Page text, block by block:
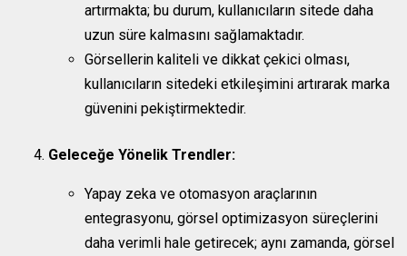
artırmakta; bu durum, kullanıcıların sitede daha
uzun süre kalmasını sağlamaktadır.
Görsellerin kaliteli ve dikkat çekici olması,
kullanıcıların sitedeki etkileşimini artırarak marka
güvenini pekiştirmektedir.
Geleceğe Yönelik Trendler:
Yapay zeka ve otomasyon araçlarının
entegrasyonu, görsel optimizasyon süreçlerini
daha verimli hale getirecek; aynı zamanda, görsel